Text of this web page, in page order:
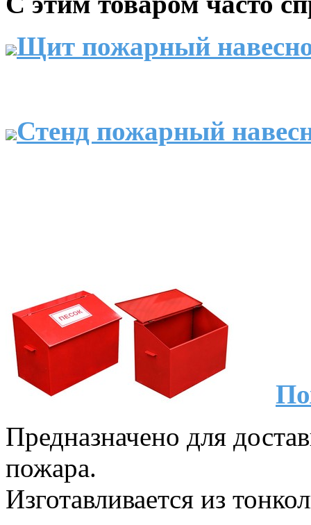
Щит пожарный
Стенд пожарный
Предназначено для
пожара.
Изготавливается из